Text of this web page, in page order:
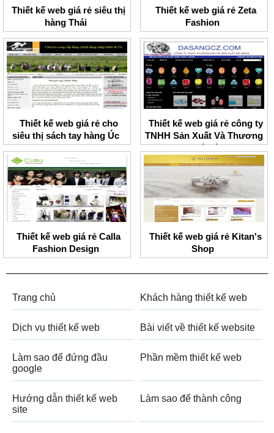
Thiết kế web giá rẻ siêu thị
hàng Thái
Thiết kế web giá rẻ Zeta
Fashion
Thiết kế web giá rẻ cho
siêu thị sách tay hàng Úc
Thiết kế web giá rẻ công ty
TNHH Sản Xuất Và Thương
Mại Đá Sáng
Thiết kế web giá rẻ Calla
Fashion Design
Thiết kế web giá rẻ Kitan's
Shop
Trang chủ Khách hàng thiết kế web
Dịch vụ thiết kế web Bài viết về thiết kế website
Làm sao để đứng đầu
google
Phần mềm thiết kế web
Hướng dẫn thiết kế web
site
Làm sao để thành công